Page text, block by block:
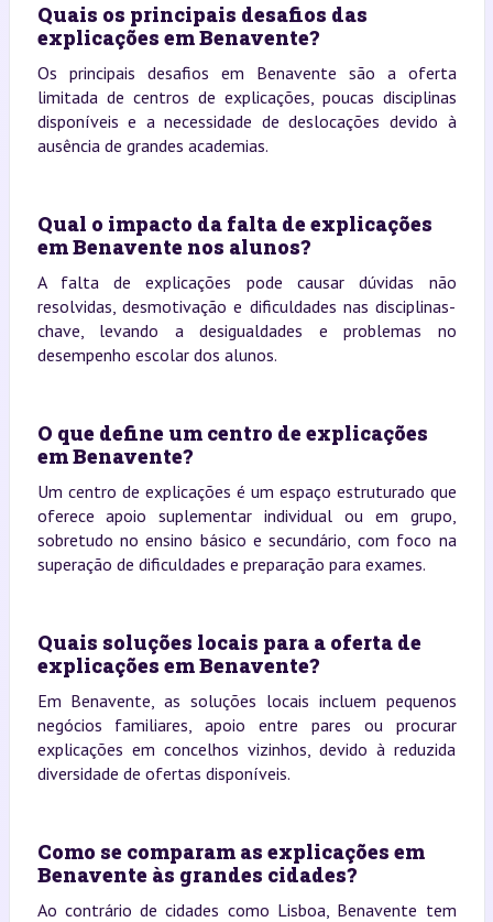
Quais os principais desafios das
explicações em Benavente?
Os principais desafios em Benavente são a oferta
limitada de centros de explicações, poucas disciplinas
disponíveis e a necessidade de deslocações devido à
ausência de grandes academias.
Qual o impacto da falta de explicações
em Benavente nos alunos?
A falta de explicações pode causar dúvidas não
resolvidas, desmotivação e dificuldades nas disciplinas-
chave, levando a desigualdades e problemas no
desempenho escolar dos alunos.
O que define um centro de explicações
em Benavente?
Um centro de explicações é um espaço estruturado que
oferece apoio suplementar individual ou em grupo,
sobretudo no ensino básico e secundário, com foco na
superação de dificuldades e preparação para exames.
Quais soluções locais para a oferta de
explicações em Benavente?
Em Benavente, as soluções locais incluem pequenos
negócios familiares, apoio entre pares ou procurar
explicações em concelhos vizinhos, devido à reduzida
diversidade de ofertas disponíveis.
Como se comparam as explicações em
Benavente às grandes cidades?
Ao contrário de cidades como Lisboa, Benavente tem